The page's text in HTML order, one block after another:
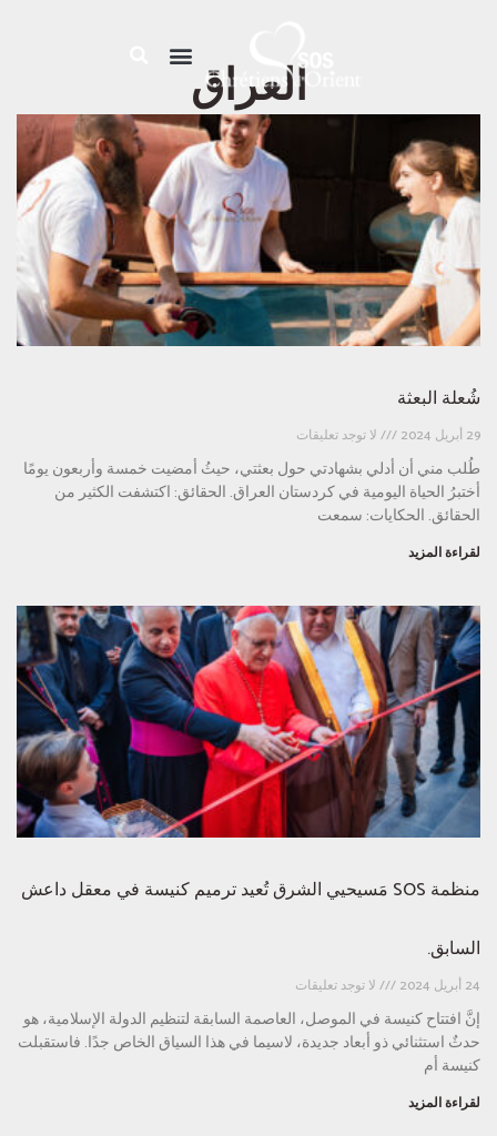
العراق
شُعلة البعثة
29 أبريل 2024 لا توجد تعليقات
طُلب مني أن أدلي بشهادتي حول بعثتي، حيثُ أمضيت خمسة وأربعون يومًا
أختبرُ الحياة اليومية في كردستان العراق. الحقائق: اكتشفت الكثير من
الحقائق. الحكايات: سمعت
لقراءة المزيد
منظمة SOS مَسيحيي الشرق تُعيد ترميم كنيسة في معقل داعش
السابق.
24 أبريل 2024 لا توجد تعليقات
إنَّ افتتاح كنيسة في الموصل، العاصمة السابقة لتنظيم الدولة الإسلامية، هو
حدثٌ استثنائي ذو أبعاد جديدة، لاسيما في هذا السياق الخاص جدًا. فاستقبلت
كنيسة أم
لقراءة المزيد